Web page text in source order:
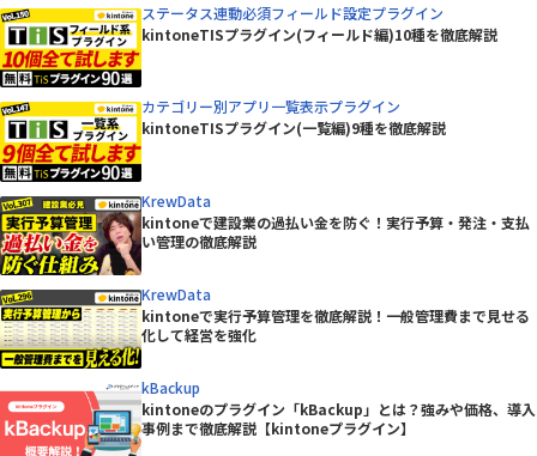
ステータス連動必須フィールド設定プラグイン
kintoneTISプラグイン(フィールド編)10種を徹底解説
カテゴリー別アプリ一覧表示プラグイン
kintoneTISプラグイン(一覧編)9種を徹底解説
KrewData
kintoneで建設業の過払い金を防ぐ！実行予算・発注・支払
い管理の徹底解説
KrewData
kintoneで実行予算管理を徹底解説！一般管理費まで見せる
化して経営を強化
kBackup
kintoneのプラグイン「kBackup」とは？強みや価格、導入
事例まで徹底解説【kintoneプラグイン】